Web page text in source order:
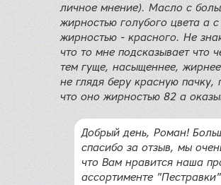
личное мнение). Масло с
жирностью голубого цвета а
жирностью - красного. Не
что то мне подсказывает что
тем гуще, насыщеннее,
не глядя беру красную пачку,
что оно жирностью 82 а
Добрый день, Роман!
спасибо за отзыв, мы
что Вам нравится наша
ассортименте